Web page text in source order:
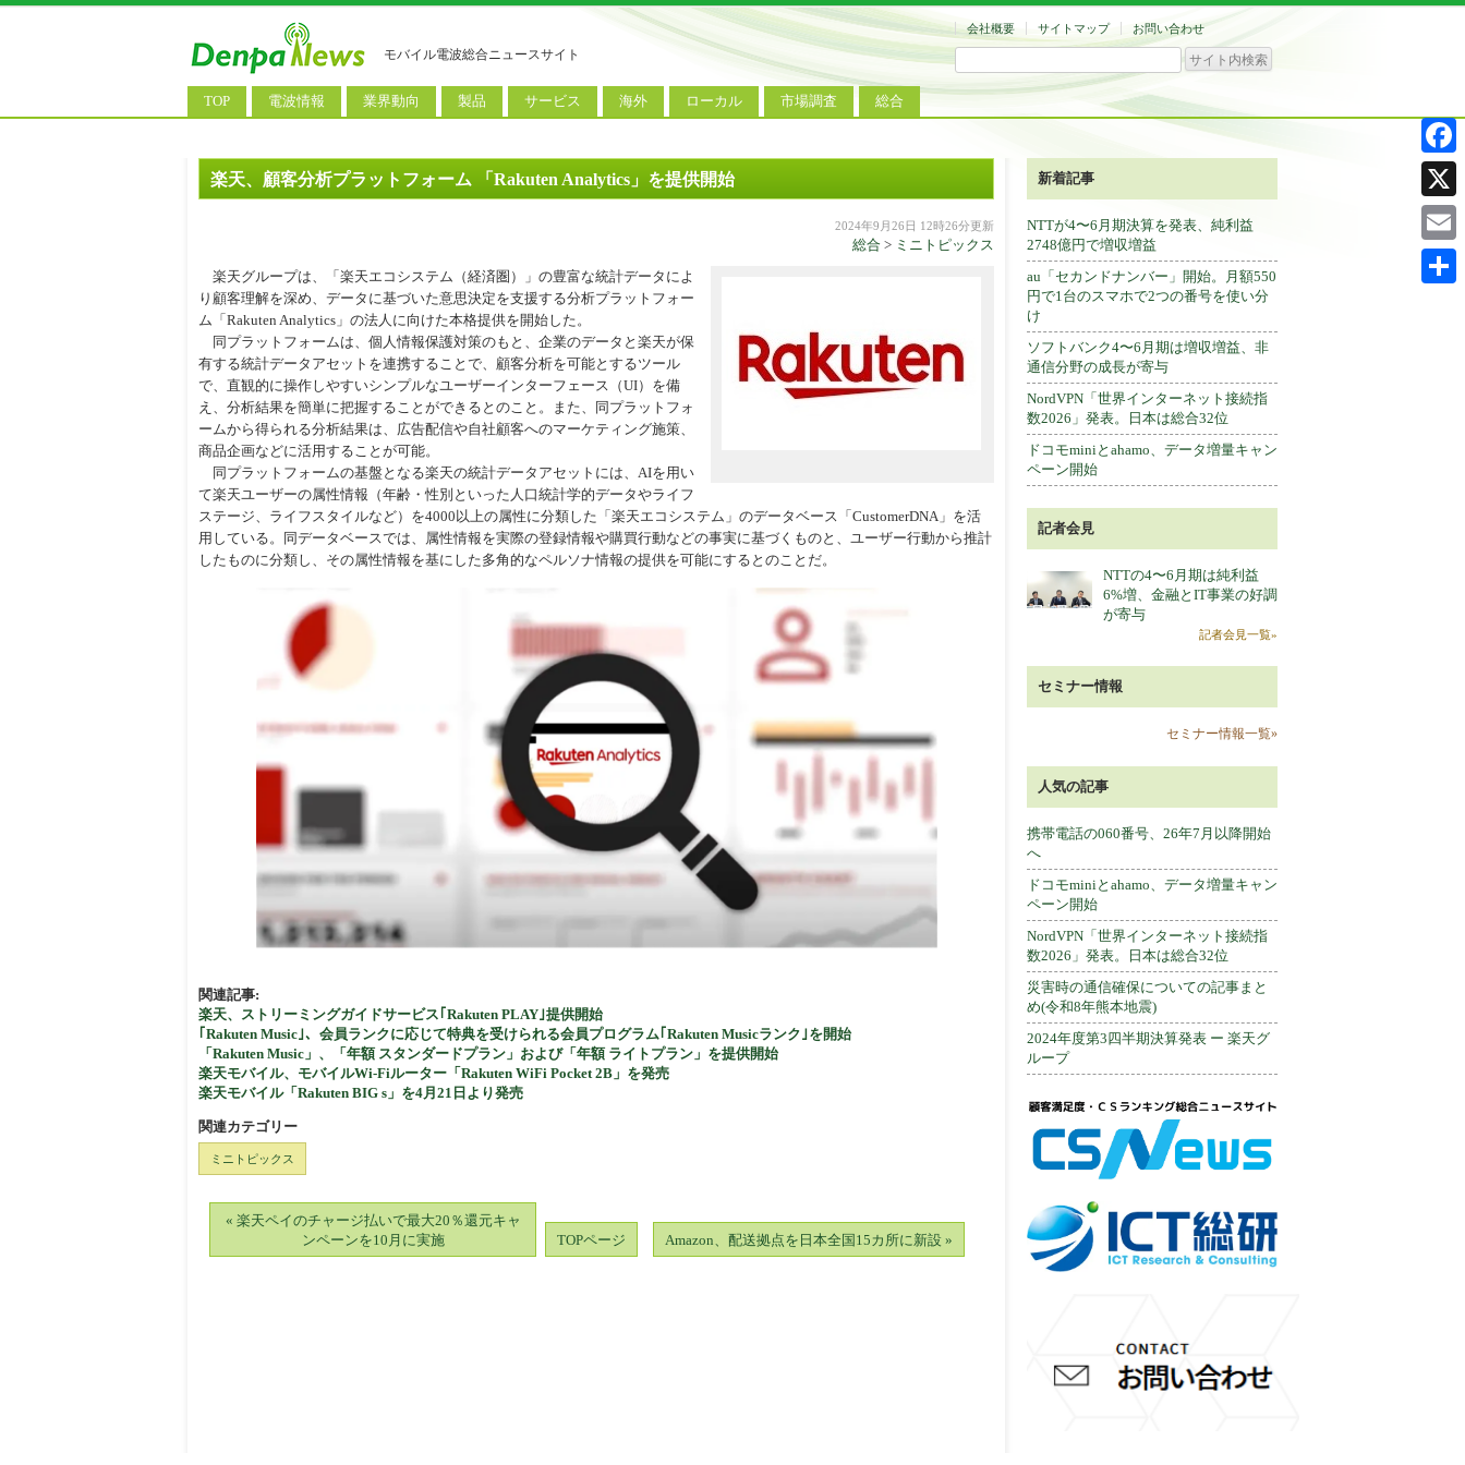
モバイル電波総合ニュースサイト
会社概要 サイトマップ お問い合わせ
TOP 電波情報
基地局ニュース
業界動向
決算情報
料金改定
製品
スマートフォン
SIM
IoT/M2M
Wi-Fiルーター
ウェアラブル端末
パソコン
ロボット
周辺機器
サービス
アプリ
料金プラン
電力小売
海外
Androidニュース
海外展示会
現地サービス
ローカル
地方展示会
市場調査 総合
楽天、顧客分析プラットフォーム 「Rakuten Analytics」を提供開始
2024年9月26日 12時26分更新
総合 > ミニトピックス
楽天グループは、「楽天エコシステム（経済圏）」の豊富な統計データによ
り顧客理解を深め、データに基づいた意思決定を支援する分析プラットフォー
ム「Rakuten Analytics」の法人に向けた本格提供を開始した。
同プラットフォームは、個人情報保護対策のもと、企業のデータと楽天が保
有する統計データアセットを連携することで、顧客分析を可能とするツール
で、直観的に操作しやすいシンプルなユーザーインターフェース（UI）を備
え、分析結果を簡単に把握することができるとのこと。また、同プラットフォ
ームから得られる分析結果は、広告配信や自社顧客へのマーケティング施策、
商品企画などに活用することが可能。
同プラットフォームの基盤となる楽天の統計データアセットには、AIを用い
て楽天ユーザーの属性情報（年齢・性別といった人口統計学的データやライフ
ステージ、ライフスタイルなど）を4000以上の属性に分類した「楽天エコシステム」のデータベース「CustomerDNA」を活
用している。同データベースでは、属性情報を実際の登録情報や購買行動などの事実に基づくものと、ユーザー行動から推計
したものに分類し、その属性情報を基にした多角的なペルソナ情報の提供を可能にするとのことだ。
関連記事:
楽天、ストリーミングガイドサービス｢Rakuten PLAY｣提供開始
｢Rakuten Music｣、会員ランクに応じて特典を受けられる会員プログラム｢Rakuten Musicランク｣を開始
「Rakuten Music」、「年額 スタンダードプラン」および「年額 ライトプラン」を提供開始
楽天モバイル、モバイルWi-Fiルーター「Rakuten WiFi Pocket 2B」を発売
楽天モバイル「Rakuten BIG s」を4月21日より発売
関連カテゴリー
ミニトピックス
« 楽天ペイのチャージ払いで最大20％還元キャ
ンペーンを10月に実施
TOPページ Amazon、配送拠点を日本全国15カ所に新設 »
新着記事
NTTが4〜6月期決算を発表、純利益
2748億円で増収増益
au「セカンドナンバー」開始。月額550
円で1台のスマホで2つの番号を使い分
け
ソフトバンク4〜6月期は増収増益、非
通信分野の成長が寄与
NordVPN「世界インターネット接続指
数2026」発表。日本は総合32位
ドコモminiとahamo、データ増量キャン
ペーン開始
記者会見
NTTの4〜6月期は純利益
6%増、金融とIT事業の好調
が寄与
記者会見一覧»
セミナー情報
セミナー情報一覧»
人気の記事
携帯電話の060番号、26年7月以降開始
へ
ドコモminiとahamo、データ増量キャン
ペーン開始
NordVPN「世界インターネット接続指
数2026」発表。日本は総合32位
災害時の通信確保についての記事まと
め(令和8年熊本地震)
2024年度第3四半期決算発表 ー 楽天グ
ループ
X
Email